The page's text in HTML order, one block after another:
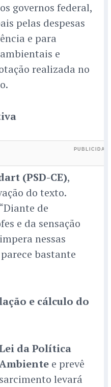
governos federal,
pelas despesas
e para
e
realizada no
(PSD-CE),
do texto.
de
e da sensação
nessas
bastante
e cálculo do
da Política
e prevê
levará